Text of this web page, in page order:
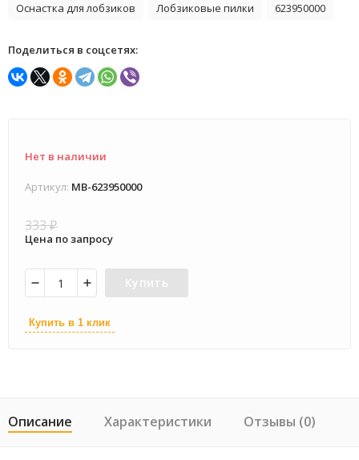
Оснастка для лобзиков
Лобзиковые пилки 623950000
Поделиться в соцсетях:
Нет в наличии
Артикул: MB-623950000
333₽
Цена по запросу
Купить
Купить в 1 клик
Описание Характеристики Отзывы (0)